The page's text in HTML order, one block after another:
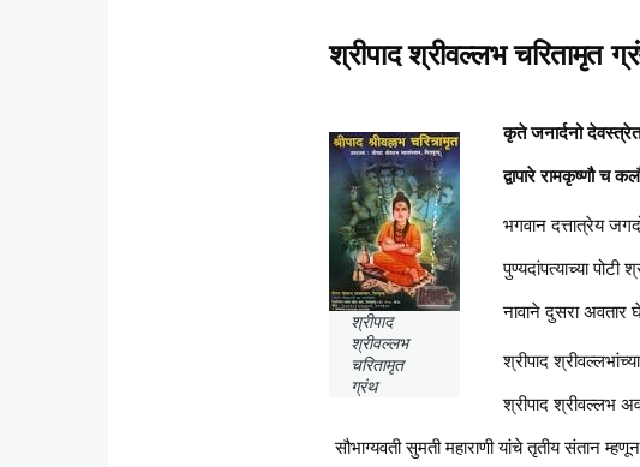
श्रीपाद श्रीवल्लभ चरितामृत
Content
श्रीपाद
श्रीवल्लभ
चरितामृत
ग्रंथ
कृते जनार्दनो
द्वापारे रामकृष्णौ च
भगवान दत्तात्रेय
पुण्यदांपत्याच्या
नावाने दुसरा
श्रीपाद
श्रीपाद श्रीवल्लभ
सौभाग्यवती सुमती महाराणी यांचे तृतीय संतान